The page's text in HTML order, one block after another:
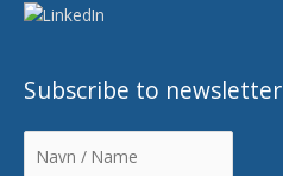
Subscribe to newsletter